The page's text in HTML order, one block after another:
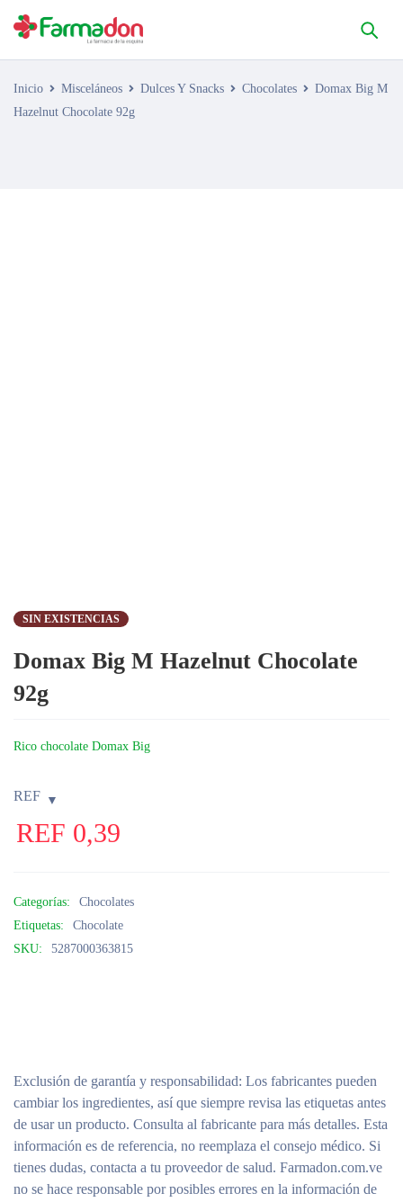
Inicio Misceláneos Dulces Y Snacks Chocolates
Domax Big M
Hazelnut Chocolate 92g
SIN EXISTENCIAS
Domax Big M Hazelnut Chocolate
92g
Rico chocolate Domax Big
REF
REF 0,39
Categorías:
Chocolates
Etiquetas:
Chocolate
SKU:
5287000363815
Exclusión de garantía y responsabilidad: Los fabricantes pueden
cambiar los ingredientes, así que siempre revisa las etiquetas antes
de usar un producto. Consulta al fabricante para más detalles. Esta
información es de referencia, no reemplaza el consejo médico. Si
tienes dudas, contacta a tu proveedor de salud. Farmadon.com.ve
no se hace responsable por posibles errores en la información de